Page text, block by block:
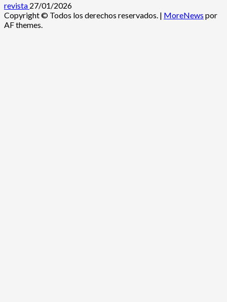
revista 27/01/2026
Copyright © Todos los derechos reservados. | MoreNews por
AF themes.